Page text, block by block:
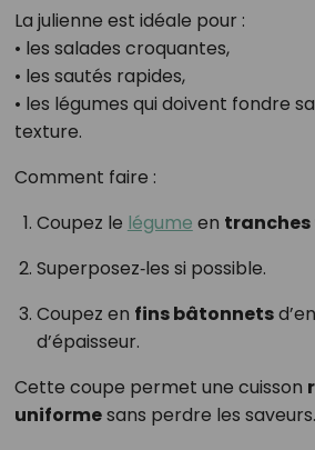
La julienne est idéale pour :
• les salades croquantes,
• les sautés rapides,
• les légumes qui doivent fondre
texture.
Comment faire :
Coupez le légume en tranches
Superposez‑les si possible.
Coupez en fins bâtonnets
d’épaisseur.
Cette coupe permet une cuisson
uniformesans perdre les saveurs.